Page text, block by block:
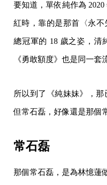
要知道，單依純作為
紅時，靠的是那首〈永
總冠軍的 18 歲之姿，清
《勇敢額度》也是同一套
所以到了《純妹妹》，那
但常石磊，好像還是那個
常石磊
那個常石磊，是為林憶蓮